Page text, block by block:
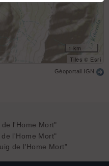
1 km
Tiles © Esri
Géoportail IGN
l'Home Mort"
l'Home Mort"
de l'Home Mort"